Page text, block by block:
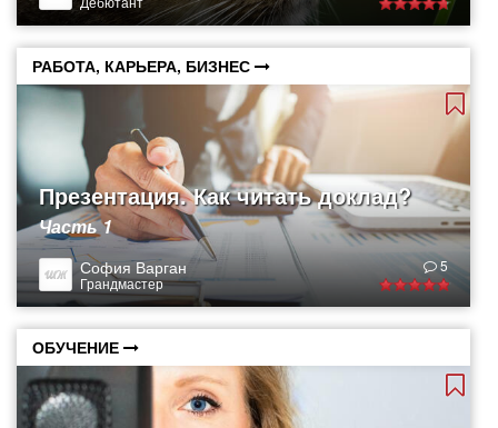
РАБОТА, КАРЬЕРА, БИЗНЕС
Презентация. Как читать доклад?
Часть 1
София Варган
Грандмастер
5
ОБУЧЕНИЕ